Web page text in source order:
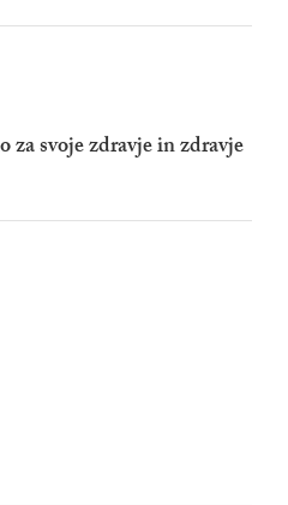
svoje zdravje in zdravje